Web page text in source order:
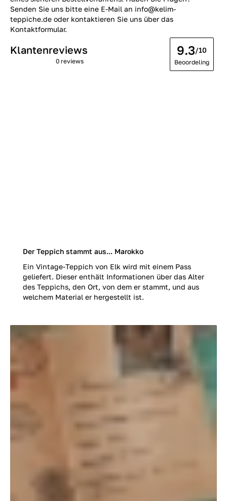
Senden Sie uns bitte eine E-Mail an info@kelim-
teppiche.de oder kontaktieren Sie uns über das
Kontaktformular.
Der Teppich stammt aus... Marokko
Ein Vintage-Teppich von Elk wird mit einem Pass
geliefert. Dieser enthält Informationen über das Alter
des Teppichs, den Ort, von dem er stammt, und aus
welchem Material er hergestellt ist.
Klantenreviews
0 reviews
9.3/10
Beoordeling